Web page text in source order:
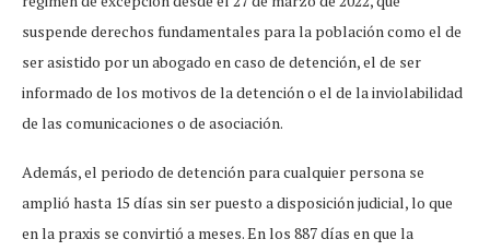
suspende derechos fundamentales para la población como el de
ser asistido por un abogado en caso de detención, el de ser
informado de los motivos de la detención o el de la inviolabilidad
de las comunicaciones o de asociación.
Además, el periodo de detención para cualquier persona se
amplió hasta 15 días sin ser puesto a disposición judicial, lo que
en la praxis se convirtió a meses. En los 887 días en que la